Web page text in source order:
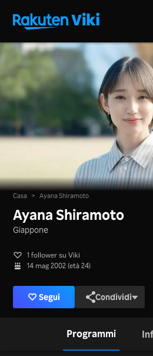
Casa > Ayana Shiramoto
Ayana Shiramoto
Giappone
1 follower su Viki
14 mag 2002 (età 24)
Segui Condividi
Programmi